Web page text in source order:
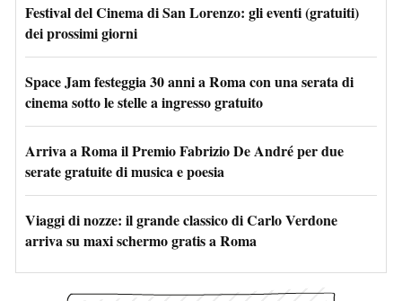
Festival del Cinema di San Lorenzo: gli eventi (gratuiti)
dei prossimi giorni
Space Jam festeggia 30 anni a Roma con una serata di
cinema sotto le stelle a ingresso gratuito
Arriva a Roma il Premio Fabrizio De André per due
serate gratuite di musica e poesia
Viaggi di nozze: il grande classico di Carlo Verdone
arriva su maxi schermo gratis a Roma